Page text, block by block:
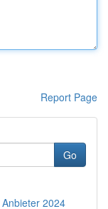
Report Page
Go
2024